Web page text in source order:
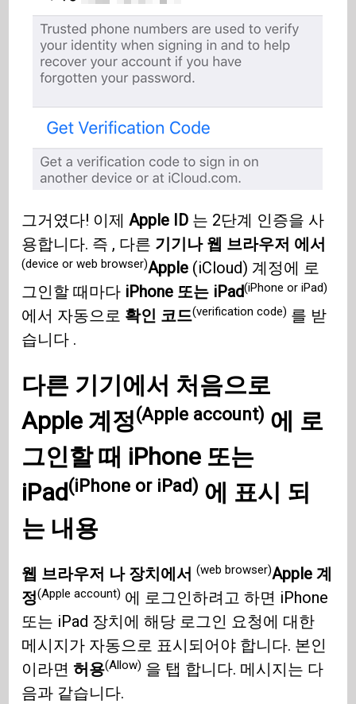
그거였다! 이제Apple ID 는 2단계 인증을 사
용합니다. 즉 , 다른 기기나 웹 브라우저 에서
(device or web browser)Apple (iCloud) 계정에 로
그인할 때마다 iPhone 또는 iPad(iPhone or iPad)
에서 자동으로 확인 코드(verification code) 를 받
습니다 .
다른 기기에서 처음으로
Apple 계정(Apple account) 에 로
그인할 때 iPhone 또는
iPad(iPhone or iPad) 에 표시 되
는 내용
웹 브라우저 나 장치에서(web browser)Apple 계
정(Apple account) 에 로그인하려고 하면 iPhone
또는 iPad 장치에 해당 로그인 요청에 대한
메시지가 자동으로 표시되어야 합니다. 본인
이라면 허용(Allow) 을 탭 합니다. 메시지는 다
음과 같습니다.